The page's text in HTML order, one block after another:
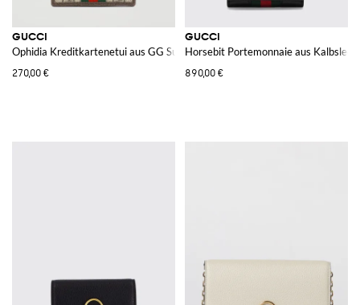
GUCCI
Ophidia Kreditkartenetui aus GG Supreme Canvas
270,00 €
GUCCI
Horsebit Portemonnaie aus
890,00 €